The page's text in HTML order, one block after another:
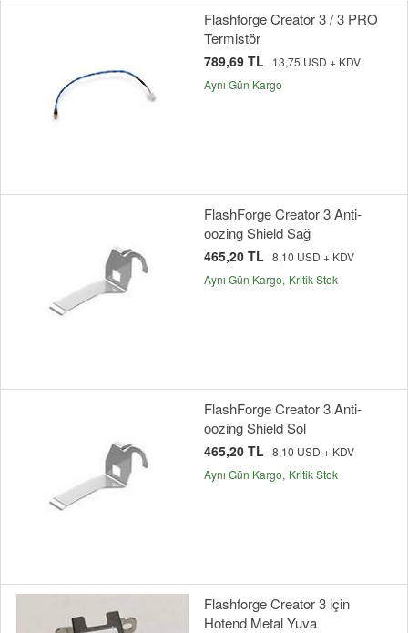
Flashforge Creator 3 / 3 PRO
Termistör
789,69 TL
13,75 USD + KDV
Aynı Gün Kargo
FlashForge Creator 3 Anti-
oozing Shield Sağ
465,20 TL 8,10 USD + KDV
Aynı Gün Kargo Kritik Stok
FlashForge Creator 3 Anti-
oozing Shield Sol
465,20 TL 8,10 USD + KDV
Aynı Gün Kargo Kritik Stok
Flashforge Creator 3 için
Hotend Metal Yuva